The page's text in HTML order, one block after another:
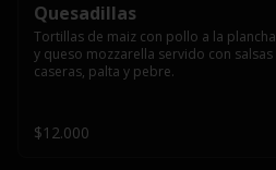
Quesadillas
Tortillas de maiz con pollo a la plancha
y queso mozzarella servido con salsas
caseras, palta y pebre.
$12.000